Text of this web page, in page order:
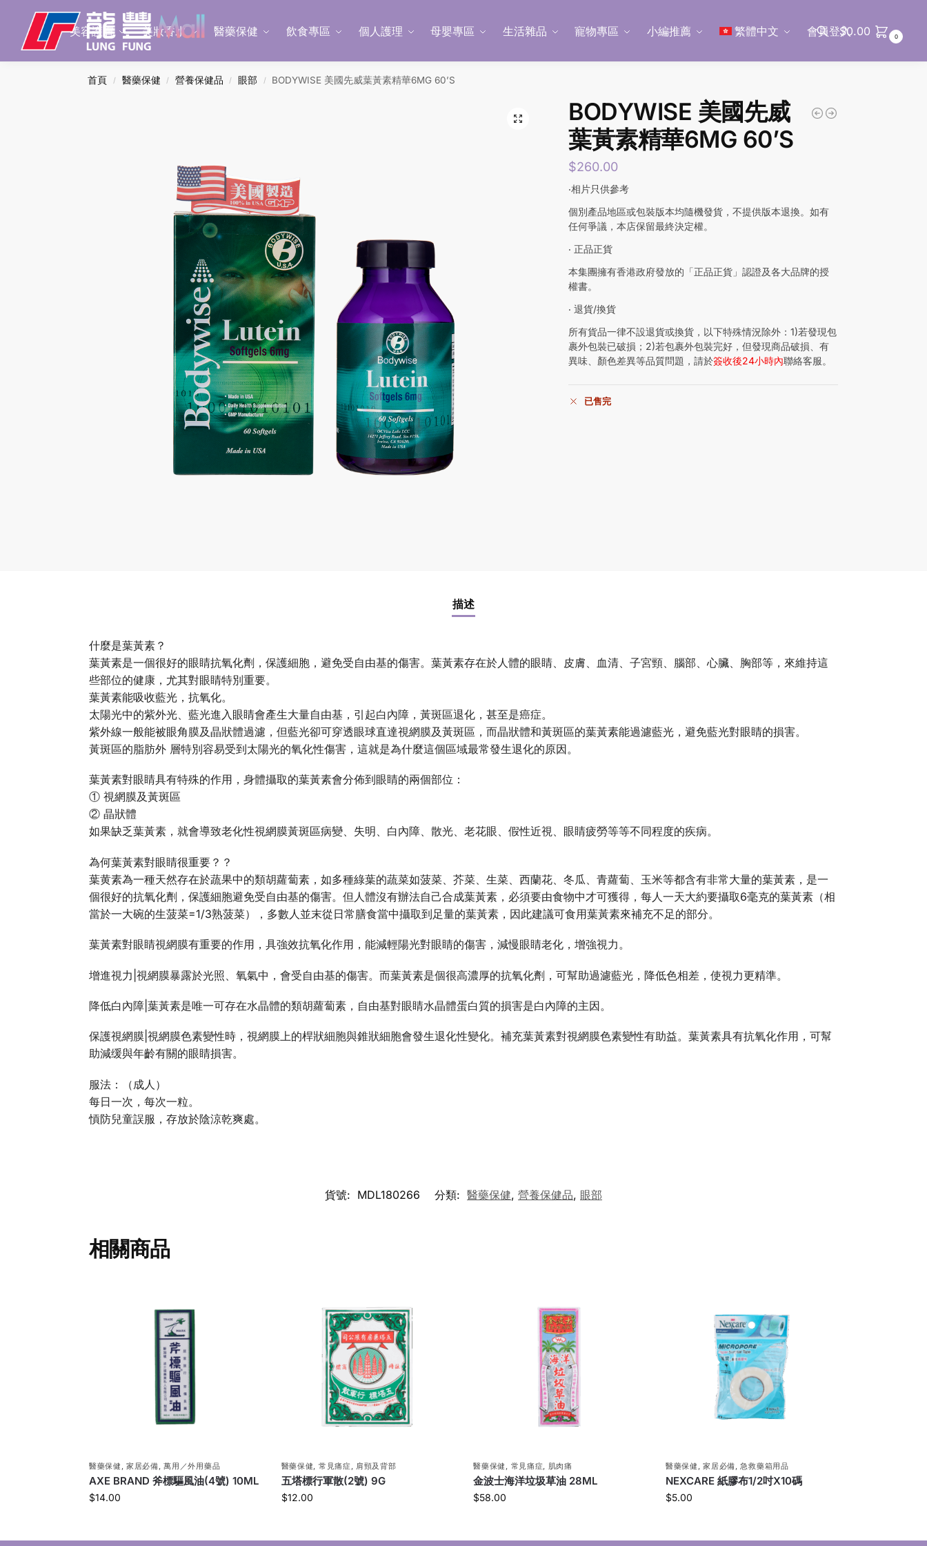
美容護膚 美妝香水 醫藥保健 飲食專區 個人護理 母嬰專區 生活雜品 寵物專區 小編推薦 繁體中文 會員登入
Search
$0.00 0
首頁 / 醫藥保健 / 營養保健品 / 眼部 / BODYWISE 美國先威葉黃素精華6MG 60’S
BODYWISE 美國先威
葉黃素精華6MG 60’S
$260.00
‧相片只供參考
個別產品地區或包裝版本均隨機發貨，不提供版本退換。如有
任何爭議，本店保留最終決定權。
‧ 正品正貨
本集團擁有香港政府發放的「正品正貨」認證及各大品牌的授
權書。
‧ 退貨/換貨
所有貨品一律不設退貨或換貨，以下特殊情況除外：1)若發現包
裹外包裝已破損；2)若包裹外包裝完好，但發現商品破損、有
異味、顏色差異等品質問題，請於簽收後24小時內聯絡客服。
已售完
描述
什麼是葉黃素？
葉黃素是一個很好的眼睛抗氧化劑，保護細胞，避免受自由基的傷害。葉黃素存在於人體的眼睛、皮膚、血清、子宮頸、腦部、心臟、胸部等，來維持這
些部位的健康，尤其對眼睛特別重要。
葉黃素能吸收藍光，抗氧化。
太陽光中的紫外光、藍光進入眼睛會產生大量自由基，引起白內障，黃斑區退化，甚至是癌症。
紫外線一般能被眼角膜及晶狀體過濾，但藍光卻可穿透眼球直達視網膜及黃斑區，而晶狀體和黃斑區的葉黃素能過濾藍光，避免藍光對眼睛的損害。
黃斑區的脂肪外 層特別容易受到太陽光的氧化性傷害，這就是為什麼這個區域最常發生退化的原因。
葉黃素對眼睛具有特殊的作用，身體攝取的葉黃素會分佈到眼睛的兩個部位：
① 視網膜及黃斑區
② 晶狀體
如果缺乏葉黃素，就會導致老化性視網膜黃斑區病變、失明、白內障、散光、老花眼、假性近視、眼睛疲勞等等不同程度的疾病。
為何葉黃素對眼睛很重要？？
葉黄素為一種天然存在於蔬果中的類胡蘿蔔素，如多種綠葉的蔬菜如菠菜、芥菜、生菜、西蘭花、冬瓜、青蘿蔔、玉米等都含有非常大量的葉黃素，是一
個很好的抗氧化劑，保護細胞避免受自由基的傷害。但人體沒有辦法自己合成葉黃素，必須要由食物中才可獲得，每人一天大約要攝取6毫克的葉黃素（相
當於一大碗的生菠菜=1/3熟菠菜），多數人並末從日常膳食當中攝取到足量的葉黃素，因此建議可食用葉黃素來補充不足的部分。
葉黃素對眼睛視網膜有重要的作用，具強效抗氧化作用，能減輕陽光對眼睛的傷害，減慢眼睛老化，增強視力。
增進視力|視網膜暴露於光照、氧氣中，會受自由基的傷害。而葉黃素是個很高濃厚的抗氧化劑，可幫助過濾藍光，降低色相差，使視力更精準。
降低白內障|葉黃素是唯一可存在水晶體的類胡蘿蔔素，自由基對眼睛水晶體蛋白質的損害是白內障的主因。
保護視網膜|視網膜色素變性時，視網膜上的桿狀細胞與錐狀細胞會發生退化性變化。補充葉黃素對視網膜色素變性有助益。葉黃素具有抗氧化作用，可幫
助減缓與年齡有關的眼睛損害。
服法：（成人）
每日一次，每次一粒。
愩防兒童誤服，存放於陰涼乾爽處。
貨號: MDL180266 分類: 醫藥保健, 營養保健品, 眼部
相關商品
醫藥保健 ,家居必備,萬用／外用藥品
AXE BRAND 斧標驅風油(4號) 10ML
$14.00
醫藥保健, 常見痛症, 肩頸及背部
五塔標行軍散(2號) 9G
$12.00
醫藥保健 , 常見痛症, 肌肉痛
金波士海洋垃圾草油 28ML
$58.00
醫藥保健 ,家居必備,急救藥箱用品
NEXCARE 紙膠布1/2吋X10碼
$5.00